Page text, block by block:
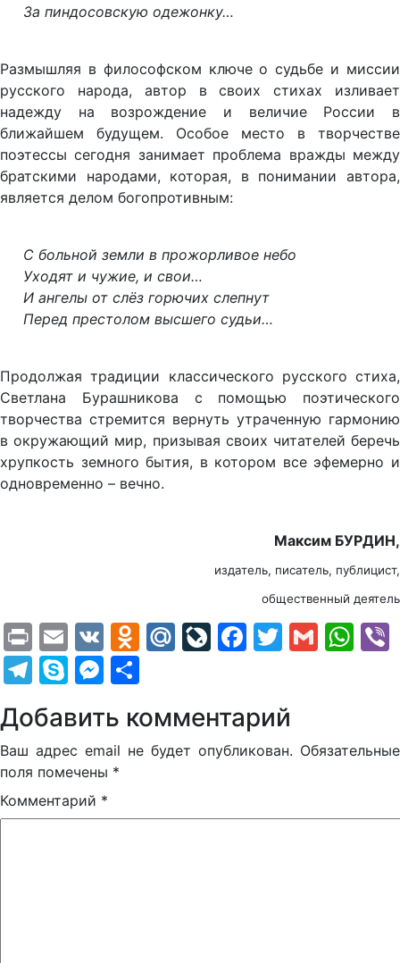
За пиндосовскую одежонку…
Размышляя в философском ключе о судьбе и миссии
русского народа, автор в своих стихах изливает
надежду на возрождение и величие России в
ближайшем будущем. Особое место в творчестве
поэтессы сегодня занимает проблема вражды между
братскими народами, которая, в понимании автора,
является делом богопротивным:
С больной земли в прожорливое небо
Уходят и чужие, и свои…
Иангелы от слёз горючих слепнут
Перед престолом высшего судьи…
Продолжая традиции классического русского стиха,
Светлана Бурашникова с помощью поэтического
творчества стремится вернуть утраченную гармонию
в окружающий мир, призывая своих читателей беречь
хрупкость земного бытия, в котором все эфемерно и
одновременно – вечно.
Максим БУРДИН,
издатель, писатель, публицист,
общественный деятель
PrintEmail
VK Odnoklassniki
Mail.Ru
LiveJournal
Facebook
Twitter
Gmail
Telegram
SkypeMessenger
Добавить комментарий
Ваш адрес email не будет опубликован. Обязательные
поля помечены *
Комментарий *